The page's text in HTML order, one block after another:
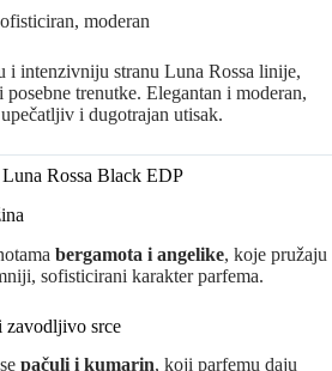
moderan
i intenzivniju stranu Luna Rossa linije,
trenutke. Elegantan i moderan,
i dugotrajan utisak.
Rossa Black EDP
bergamota i angelike, koje pružaju
sofisticirani karakter parfema.
zavodljivo srce
pačuli i kumarin, koji parfemu daju